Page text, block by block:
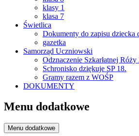
klasy 1
klasa 7
Świetlica
Dokumenty do zapisu
gazetka
Samorząd Uczniowski
Odznaczenie Szkarłatnej
Schronisko dziękuje SP 18.
Gramy razem z WOŚP
DOKUMENTY
Menu dodatkowe
Menu dodatkowe